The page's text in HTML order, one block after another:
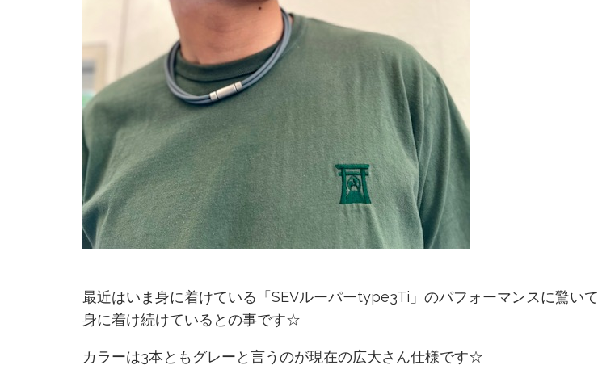
最近はいま身に着けている「SEVルーパーtype3Ti」のパフォーマンスに驚いて
身に着け続けているとの事です☆
カラーは3本ともグレーと言うのが現在の広大さん仕様です☆